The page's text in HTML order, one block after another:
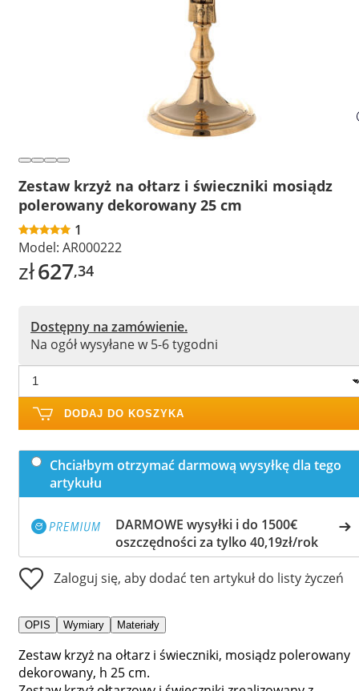
Zestaw krzyż na ołtarz i świeczniki mosiądz
polerowany dekorowany 25 cm
1
Model: AR000222
zł627,34
Dostępny na zamówienie.
Na ogół wysyłane w 5-6 tygodni
DODAJ DO KOSZYKA
Chciałbym otrzymać darmową wysyłkę dla tego
artykułu
DARMOWE wysyłki i do 1500€
oszczędności za tylko 40,19zł/rok
Zaloguj się, aby dodać ten artykuł do listy życzeń
OPIS Wymiary Materiały
Zestaw krzyż na ołtarz i świeczniki, mosiądz polerowany
dekorowany, h 25 cm.